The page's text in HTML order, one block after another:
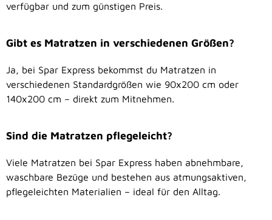
verfügbar und zum günstigen Preis.
Gibt es Matratzen in verschiedenen Größen?
Ja, bei Spar Express bekommst du Matratzen in
verschiedenen Standardgrößen wie 90x200 cm oder
140x200 cm – direkt zum Mitnehmen.
Sind die Matratzen pflegeleicht?
Viele Matratzen bei Spar Express haben abnehmbare,
waschbare Bezüge und bestehen aus atmungsaktiven,
pflegeleichten Materialien – ideal für den Alltag.